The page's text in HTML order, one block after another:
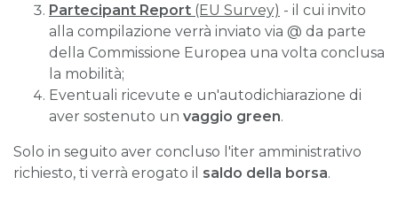
Partecipant Report (EU Survey) - il cui invito
alla compilazione verrà inviato via @ da parte
della Commissione Europea una volta conclusa
la mobilità;
Eventuali ricevute e un'autodichiarazione di
aver sostenuto un vaggio green.
Solo in seguito aver concluso l'iter amministrativo
richiesto, ti verrà erogato il saldo della borsa.